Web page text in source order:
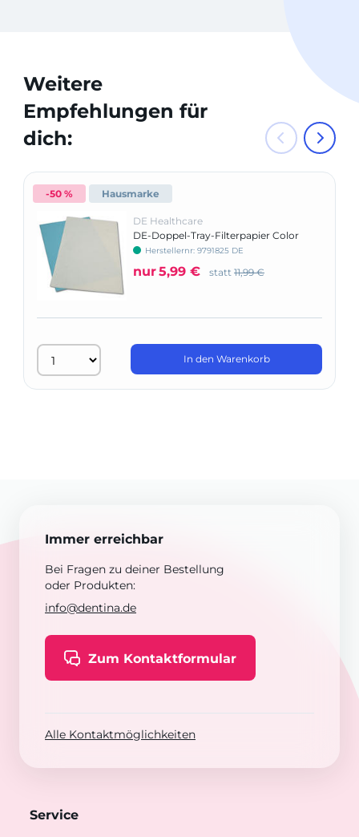
Weitere
Empfehlungen für
dich:
-50 % Hausmarke
DE Healthcare
DE-Doppel-Tray-Filterpapier Color
Herstellernr: 9791825 DE
nur5,99 € statt 11,99 €
In den Warenkorb
Immer erreichbar
Bei Fragen zu deiner Bestellung
oder Produkten:
info@dentina.de
Zum Kontaktformular
Alle Kontaktmöglichkeiten
Service